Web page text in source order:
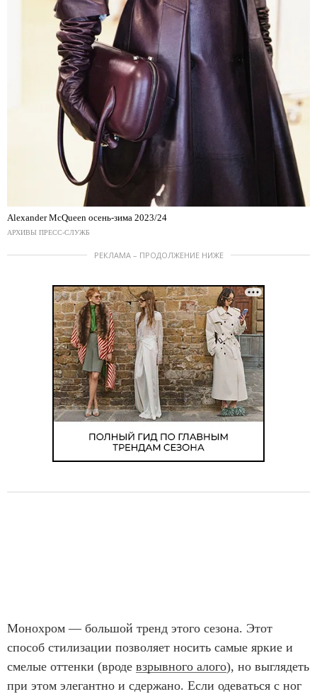
Alexander McQueen осень-зима 2023/24
АРХИВЫ ПРЕСС-СЛУЖБ
РЕКЛАМА – ПРОДОЛЖЕНИЕ НИЖЕ
Монохром — большой тренд этого сезона. Этот
способ стилизации позволяет носить самые яркие и
смелые оттенки (вроде взрывного алого), но выглядеть
при этом элегантно и сдержано. Если одеваться с ног